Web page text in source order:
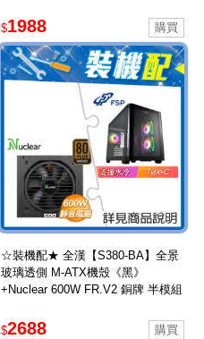
$1988
☆裝機配★ 全漢【S380-BA】全景
玻璃透側 M-ATX機殼《黑》
+Nuclear 600W FR.V2 銅牌 半模組
$2688